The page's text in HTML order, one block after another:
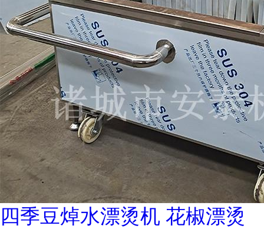
四季豆焯水漂烫机 花椒漂烫